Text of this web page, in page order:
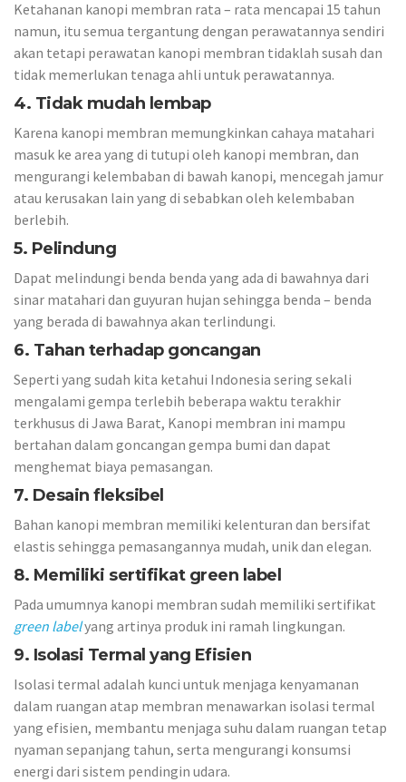
Ketahanan kanopi membran rata – rata mencapai 15 tahun
namun, itu semua tergantung dengan perawatannya sendiri
akan tetapi perawatan kanopi membran tidaklah susah dan
tidak memerlukan tenaga ahli untuk perawatannya.
4. Tidak mudah lembap
Karena kanopi membran memungkinkan cahaya matahari
masuk ke area yang di tutupi oleh kanopi membran, dan
mengurangi kelembaban di bawah kanopi, mencegah jamur
atau kerusakan lain yang di sebabkan oleh kelembaban
berlebih.
5. Pelindung
Dapat melindungi benda benda yang ada di bawahnya dari
sinar matahari dan guyuran hujan sehingga benda – benda
yang berada di bawahnya akan terlindungi.
6. Tahan terhadap goncangan
Seperti yang sudah kita ketahui Indonesia sering sekali
mengalami gempa terlebih beberapa waktu terakhir
terkhusus di Jawa Barat, Kanopi membran ini mampu
bertahan dalam goncangan gempa bumi dan dapat
menghemat biaya pemasangan.
7. Desain fleksibel
Bahan kanopi membran memiliki kelenturan dan bersifat
elastis sehingga pemasangannya mudah, unik dan elegan.
8. Memiliki sertifikat green label
Pada umumnya kanopi membran sudah memiliki sertifikat
green labelyang artinya produk ini ramah lingkungan.
9. Isolasi Termal yang Efisien
Isolasi termal adalah kunci untuk menjaga kenyamanan
dalam ruangan atap membran menawarkan isolasi termal
yang efisien, membantu menjaga suhu dalam ruangan tetap
nyaman sepanjang tahun, serta mengurangi konsumsi
energi dari sistem pendingin udara.